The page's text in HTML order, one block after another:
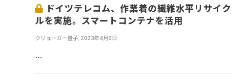
ドイツテレコム、作業着の繊維水平リサイク
ルを実施。スマートコンテナを活用
クリューガー量子 2023年4月6日
...